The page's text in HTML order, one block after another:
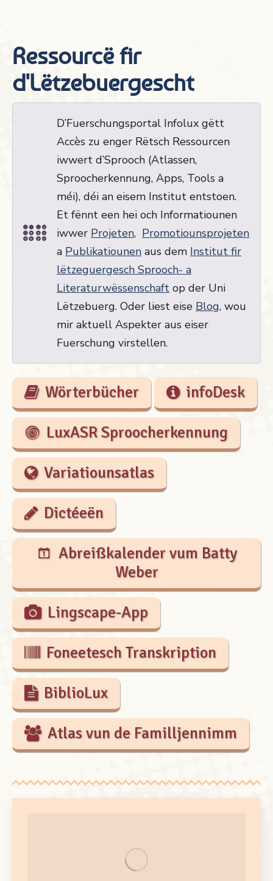
Ressourcë fir
d'Lëtzebuergescht
D’Fuerschungsportal Infolux gëtt
Accès zu enger Rëtsch Ressourcen
iwwert d’Sprooch (Atlassen,
Sproocherkennung, Apps, Tools a
méi), déi an eisem Institut entstoen.
Et fënnt een hei och Informatiounen
iwwer Projeten, Promotiounsprojeten
a Publikatiounen aus dem Institut fir
lëtzeguergesch Sprooch- a
Literaturwëssenschaft op der Uni
Lëtzebuerg. Oder liest eise Blog, wou
mir aktuell Aspekter aus eiser
Fuerschung virstellen.
Wörterbücher infoDesk
LuxASR Sproocherkennung
Variatiounsatlas
Dictéeën
Abreißkalender vum Batty
Weber
Lingscape-App
Foneetesch Transkription
BiblioLux
Atlas vun de Familljennimm